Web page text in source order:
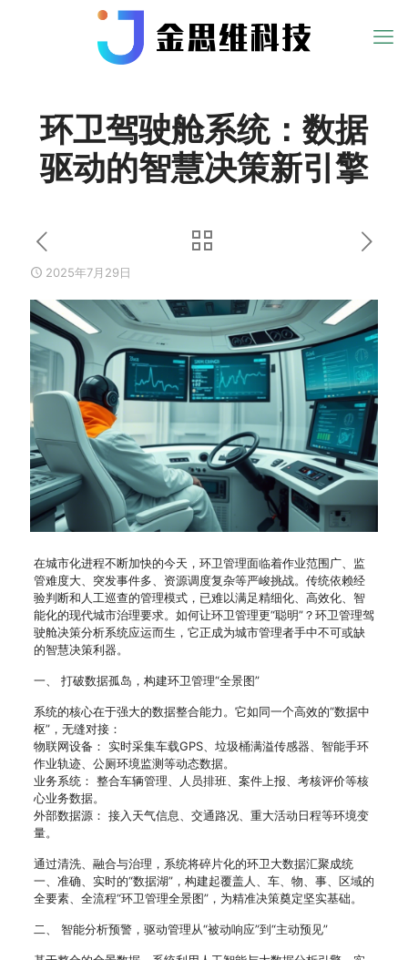
环卫驾驶舱系统：数据
驱动的智慧决策新引擎
2025年7月29日
在城市化进程不断加快的今天，环卫管理面临着作业范围广、监
管难度大、突发事件多、资源调度复杂等严峻挑战。传统依赖经
验判断和人工巡查的管理模式，已难以满足精细化、高效化、智
能化的现代城市治理要求。如何让环卫管理更“聪明”？环卫管理驾
驶舱决策分析系统应运而生，它正成为城市管理者手中不可或缺
的智慧决策利器。
一、 打破数据孤岛，构建环卫管理“全景图”
系统的核心在于强大的数据整合能力。它如同一个高效的“数据中
枢”，无缝对接：
物联网设备： 实时采集车载GPS、垃圾桶满溢传感器、智能手环
作业轨迹、公厕环境监测等动态数据。
业务系统： 整合车辆管理、人员排班、案件上报、考核评价等核
心业务数据。
外部数据源： 接入天气信息、交通路况、重大活动日程等环境变
量。
通过清洗、融合与治理，系统将碎片化的环卫大数据汇聚成统
一、准确、实时的“数据湖”，构建起覆盖人、车、物、事、区域的
全要素、全流程“环卫管理全景图”，为精准决策奠定坚实基础。
二、 智能分析预警，驱动管理从“被动响应”到“主动预见”